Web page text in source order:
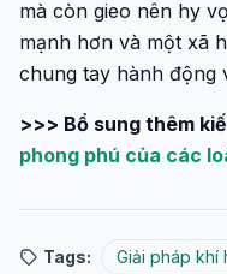
mà còn gieo nên hy
mạnh hơn và một xã
chung tay hành động
>>> Bổ sung thêm
phong phú của các
Tags: Giải pháp khí